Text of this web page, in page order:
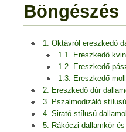
Böngészés
1. Oktávról ereszkedő
1.1. Ereszkedő
1.2. Ereszkedő
1.3. Ereszkedő
2. Ereszkedő dúr
3. Pszalmodizáló
4. Sirató stílusú
5. Rákóczi dallamkör